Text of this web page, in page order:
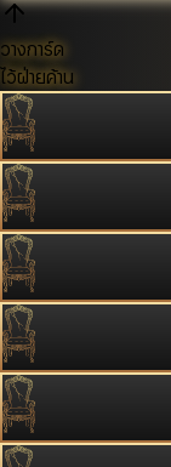
วางการ์ด
ไว้ฝ่ายค้าน